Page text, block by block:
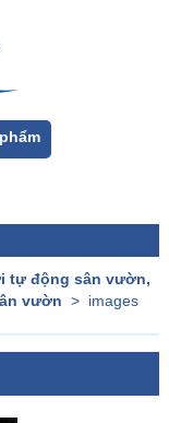
tự động sân vườn,
vườn > images